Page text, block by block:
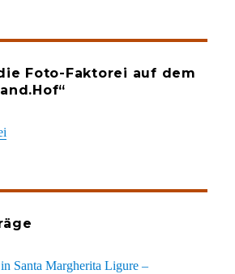
Foto-Faktorei auf dem
Santa Margherita Ligure –